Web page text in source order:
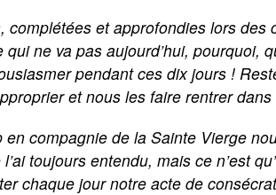
complétées et approfondies lors des
ne va pas aujourd’hui, pourquoi,
pendant ces dix jours !
et nous les faire rentrer dans
en compagnie de la Sainte Vierge
toujours entendu, mais ce n’est
chaque jour notre acte de